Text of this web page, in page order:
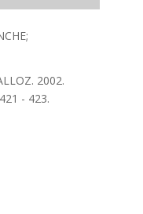
2002.
- 423.